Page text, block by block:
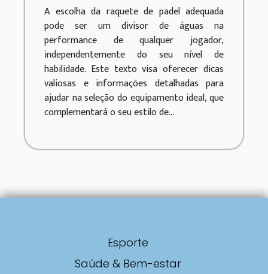
jogo
A escolha da raquete de padel adequada
pode ser um divisor de águas na
performance de qualquer jogador,
independentemente do seu nível de
habilidade. Este texto visa oferecer dicas
valiosas e informações detalhadas para
ajudar na seleção do equipamento ideal, que
complementará o seu estilo de...
Esporte
Saúde & Bem-estar